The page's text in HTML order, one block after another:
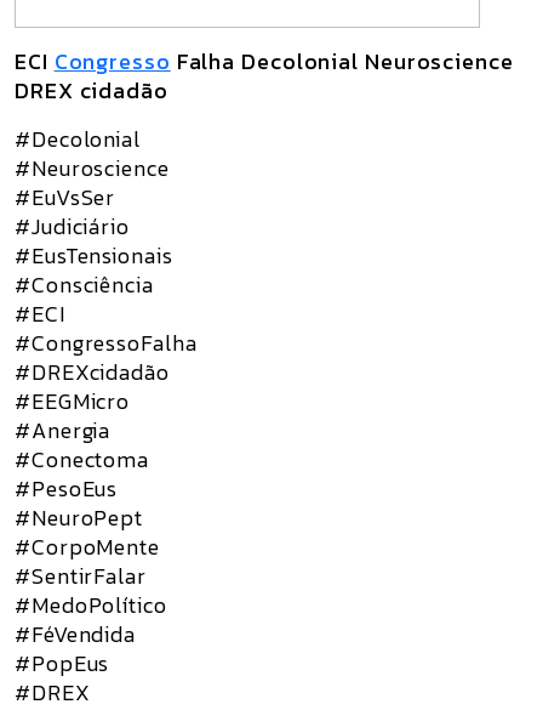
ECI Congresso Falha Decolonial Neuroscience
DREX cidadão
#Decolonial
#Neuroscience
#EuVsSer
#Judiciário
#EusTensionais
#Consciência
#ECI
#CongressoFalha
#DREXcidadão
#EEGMicro
#Anergia
#Conectoma
#PesoEus
#NeuroPept
#CorpoMente
#SentirFalar
#MedoPolítico
#FéVendida
#PopEus
#DREX